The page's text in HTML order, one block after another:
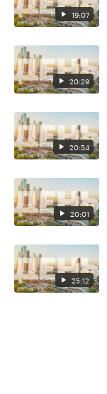
19:07
20:29
20:54
20:01
25:12